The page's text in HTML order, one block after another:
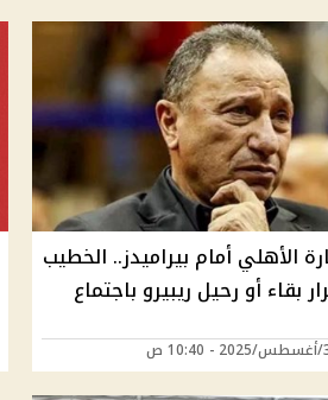
الأهلي أمام بيراميدز.. الخطيب
بقاء أو رحيل ريبيرو باجتماع